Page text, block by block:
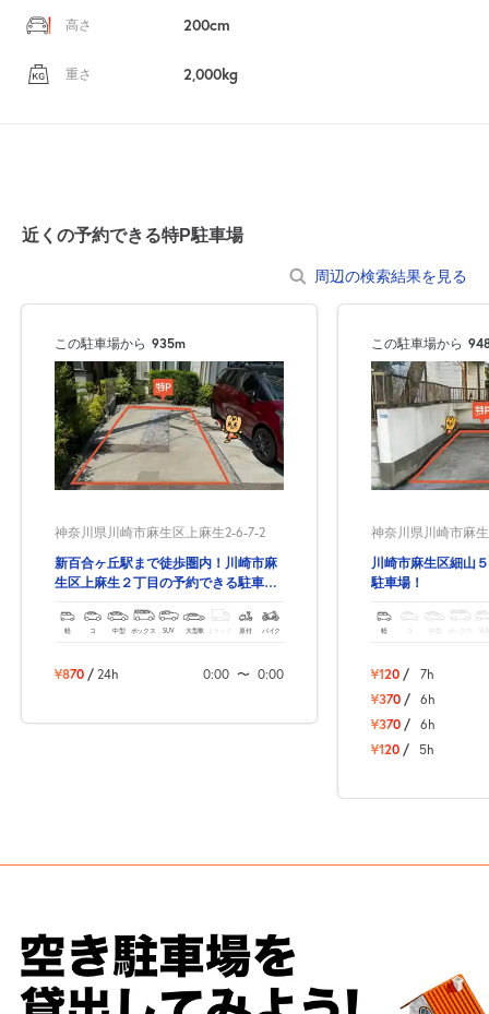
高さ 200cm
重さ 2,000kg
近くの予約できる特P駐車場
周辺の検索結果を見る
この駐車場から 935m
神奈川県川崎市麻生区上麻生2-6-7-2
新百合ヶ丘駅まで徒歩圏内！川崎市麻
生区上麻生２丁目の予約できる駐車
軽 コ 中型 ボックス SUV 大型車 トラック 原付 バイク
¥870 / 24h 0:00 〜 0:00
この駐車場から
神奈川県川崎市麻
川崎市麻生区細山
駐車場！
軽 ボックス
¥120 /
7h
¥370 / 6h
¥370 / 6h
¥120 / 5h